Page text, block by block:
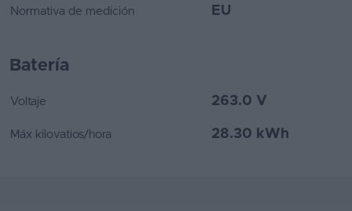
Normativa de medición EU
Voltaje 263.0 V
Máx kilovatios/hora 28.30 kWh
Batería